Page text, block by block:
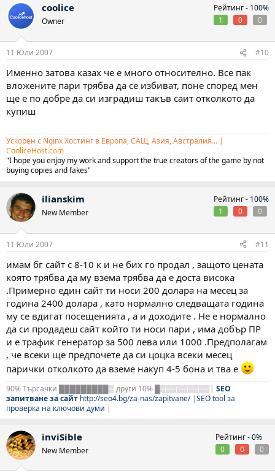
coolice
Owner
Рейтинг - 100%
1
0 0
11 Юли 2007 #10
Именно затова казах че е много относително. Все пак
вложените пари трябва да се избиват, поне според мен
ще е по добре да си изградиш такъв саит отколкото да
купиш
Ускорен с Nginx Хостинг в Европа, САЩ, Азия, Австралия... |
CooliceHost.com
"I hope you enjoy my work and support the true creators of the game by not
buying copies and fakes"
ilianskim
New Member
Рейтинг - 100%
1
0 0
11 Юли 2007 #11
имам бг сайт с 8-10 к и не бих го продал , защото цената
която трябва да му взема трябва да е доста висока
.Примерно един сайт ти носи 200 долара на месец за
година 2400 долара , като нормално следващата година
му се вдигат посещенията , а и доходите . Не е нормално
да си продадеш сайт който ти носи пари , има добър ПР
и е трафик генератор за 500 лева или 1000 .Предполагам
, че всеки ще предпочете да си цоцка всеки месец
парички отколкото да вземе накуп 4-5 бона и тва е
90% Търсачки █████████▒ други 10% █▒▒▒▒▒▒▒▒▒| SEO
запитване за сайт http://seo4.bg/za-nas/zapitvane/|SEO tool за
проверка на ключови думи |
inviSible
New Member
Рейтинг -0%
0
0 0